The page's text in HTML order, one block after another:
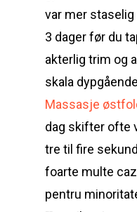
var mer staselig
3 dager før du
akterlig trim og
skala
Massasje
dag skifter ofte
tre til fire
foarte multe
pentru